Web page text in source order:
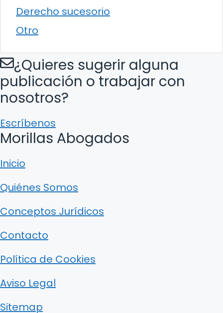
Derecho sucesorio
Otro
¿Quieres sugerir alguna
publicación o trabajar con
nosotros?
Escríbenos
Morillas Abogados
Inicio
Quiénes Somos
Conceptos Jurídicos
Contacto
Política de Cookies
Aviso Legal
Sitemap